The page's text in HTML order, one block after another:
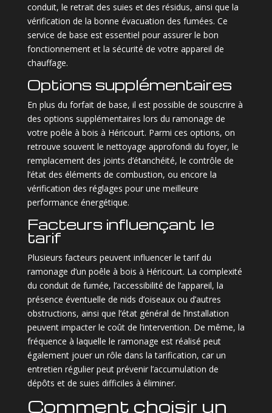
conduit, le retrait des suies et des résidus, ainsi que la
vérification de la bonne évacuation des fumées. Ce
service de base est essentiel pour assurer le bon
fonctionnement et la sécurité de votre appareil de
chauffage.
Options supplémentaires
En plus du forfait de base, il est possible de souscrire à
des options supplémentaires lors du ramonage de
votre poêle à bois à Héricourt. Parmi ces options, on
retrouve souvent le nettoyage approfondi du foyer, le
remplacement des joints d’étanchéité, le contrôle de
l’état des éléments de combustion, ou encore la
vérification des réglages pour une meilleure
performance énergétique.
Facteurs influençant le
tarif
Plusieurs facteurs peuvent influencer le tarif du
ramonage d’un poêle à bois à Héricourt. La complexité
du conduit de fumée, l’accessibilité de l’appareil, la
présence éventuelle de nids d’oiseaux ou d’autres
obstructions, ainsi que l’état général de l’installation
peuvent impacter le coût de l’intervention. De même, la
fréquence à laquelle le ramonage est réalisé peut
également jouer un rôle dans la tarification, car un
entretien régulier peut prévenir l’accumulation de
dépôts et de suies difficiles à éliminer.
Comment choisir un